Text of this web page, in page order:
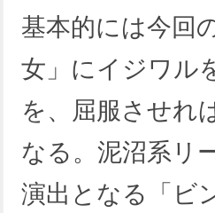
基本的には今回
女」にイジワル
を、屈服させれ
なる。泥沼系リ
演出となる「ビ